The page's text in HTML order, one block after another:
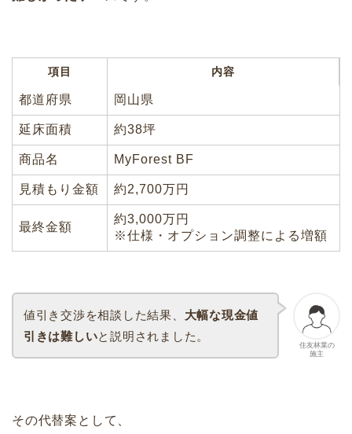
項目 内容
都道府県 岡山県
延床面積 約38坪
商品名 MyForest BF
見積もり金額 約2,700万円
最終金額
約3,000万円
※仕様・オプション調整による増額
住友林業の
施主
値引き交渉を相談した結果、 大幅な現金値
引きは難しいと説明されました。
その代替案として、